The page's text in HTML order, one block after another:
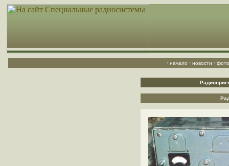
· начало · новости ·